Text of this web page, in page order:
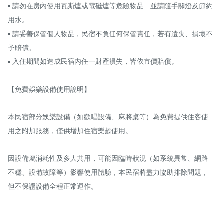
▪ 請勿在房內使用瓦斯爐或電磁爐等危險物品，並請隨手關燈及節約
用水。
▪ 請妥善保管個人物品，民宿不負任何保管責任，若有遺失、損壞不
予賠償。
▪ 入住期間如造成民宿內任一財產損失，皆依市價賠償。
【免費娛樂設備使用說明】
本民宿部分娛樂設備（如歡唱設備、麻將桌等）為免費提供住客使
用之附加服務，僅供增加住宿樂趣使用。
因設備屬消耗性及多人共用，可能因臨時狀況（如系統異常、網路
不穩、設備故障等）影響使用體驗，本民宿將盡力協助排除問題，
但不保證設備全程正常運作。